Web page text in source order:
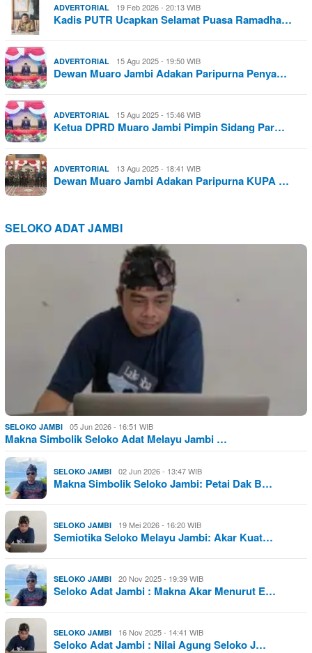
ADVERTORIAL 19 Feb 2026 - 20:13 WIB
Kadis PUTR Ucapkan Selamat Puasa Ramadha…
ADVERTORIAL 15 Agu 2025 - 19:50 WIB
Dewan Muaro Jambi Adakan Paripurna Penya…
ADVERTORIAL 15 Agu 2025 - 15:46 WIB
Ketua DPRD Muaro Jambi Pimpin Sidang Par…
ADVERTORIAL 13 Agu 2025 - 18:41 WIB
Dewan Muaro Jambi Adakan Paripurna KUPA …
SELOKO ADAT JAMBI
SELOKO JAMBI 05 Jun 2026 - 16:51 WIB
Makna Simbolik Seloko Adat Melayu Jambi …
SELOKO JAMBI 02 Jun 2026 - 13:47 WIB
Makna Simbolik Seloko Jambi: Petai Dak B…
SELOKO JAMBI 19 Mei 2026 - 16:20 WIB
Semiotika Seloko Melayu Jambi: Akar Kuat…
SELOKO JAMBI 20 Nov 2025 - 19:39 WIB
Seloko Adat Jambi : Makna Akar Menurut E…
SELOKO JAMBI 16 Nov 2025 - 14:41 WIB
Seloko Adat Jambi : Nilai Agung Seloko J…